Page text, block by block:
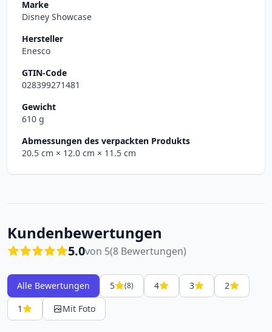
Marke
Disney Showcase
Hersteller
Enesco
GTIN-Code
028399271481
Gewicht
610 g
Abmessungen des verpackten Produkts
20.5 cm × 12.0 cm × 11.5 cm
Kundenbewertungen
5.0von 5(8 Bewertungen)
Alle Bewertungen 5 (8) 4 3
2
1
Mit Foto